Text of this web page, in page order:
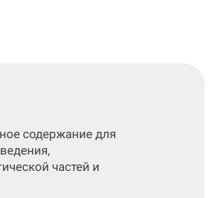
содержание для
частей и